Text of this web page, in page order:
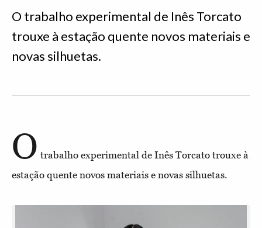
O trabalho experimental de Inês Torcato
trouxe à estação quente novos materiais e
novas silhuetas.
O trabalho experimental de Inês Torcato trouxe à
estação quente novos materiais e novas silhuetas.